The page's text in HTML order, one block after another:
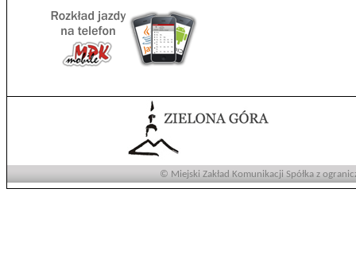
© Miejski Zakład Komunikacji Spółka z